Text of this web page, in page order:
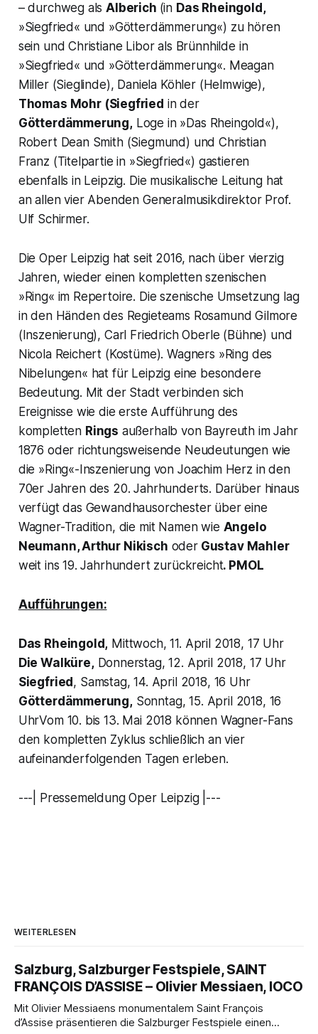
– durchweg alsAlberich (in Das Rheingold,
»Siegfried« und »Götterdämmerung«) zu hören
sein und Christiane Libor als Brünnhilde in
»Siegfried« und »Götterdämmerung«. Meagan
Miller (Sieglinde), Daniela Köhler (Helmwige),
Thomas Mohr (Siegfried in der
Götterdämmerung,Loge in »Das Rheingold«),
Robert Dean Smith (Siegmund) und Christian
Franz (Titelpartie in »Siegfried«) gastieren
ebenfalls in Leipzig. Die musikalische Leitung hat
an allen vier Abenden Generalmusikdirektor Prof.
Ulf Schirmer.
Die Oper Leipzig hat seit 2016, nach über vierzig
Jahren, wieder einen kompletten szenischen
»Ring« im Repertoire. Die szenische Umsetzung lag
in den Händen des Regieteams Rosamund Gilmore
(Inszenierung), Carl Friedrich Oberle (Bühne) und
Nicola Reichert (Kostüme). Wagners »Ring des
Nibelungen« hat für Leipzig eine besondere
Bedeutung. Mit der Stadt verbinden sich
Ereignisse wie die erste Aufführung des
kompletten Rings außerhalb von Bayreuth im Jahr
1876 oder richtungsweisende Neudeutungen wie
die »Ring«-Inszenierung von Joachim Herz in den
70er Jahren des 20. Jahrhunderts. Darüber hinaus
verfügt das Gewandhausorchester über eine
Wagner-Tradition, die mit Namen wie Angelo
Neumann, Arthur Nikisch oderGustav Mahler
weit ins 19. Jahrhundert zurückreicht. PMOL
Aufführungen:
Das Rheingold, Mittwoch, 11. April 2018, 17 Uhr
Die Walküre,Donnerstag, 12. April 2018, 17 Uhr
Siegfried, Samstag, 14. April 2018, 16 Uhr
Götterdämmerung,Sonntag, 15. April 2018, 16
UhrVom 10. bis 13. Mai 2018 können Wagner-Fans
den kompletten Zyklus schließlich an vier
aufeinanderfolgenden Tagen erleben.
---| Pressemeldung Oper Leipzig |---
WEITERLESEN
Salzburg, Salzburger Festspiele, SAINT
FRANÇOIS D’ASSISE – Olivier Messiaen, IOCO
Mit Olivier Messiaens monumentalem Saint François
d’Assise präsentieren die Salzburger Festspiele einen